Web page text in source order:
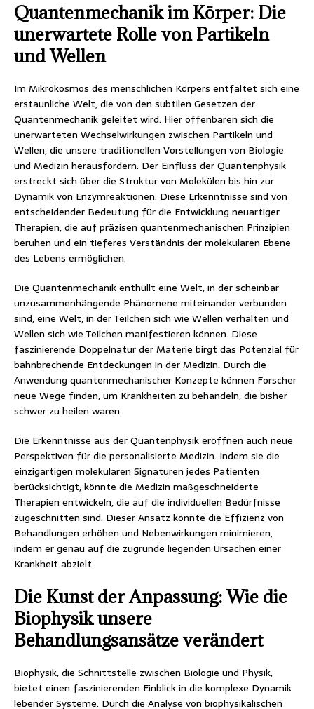
Quantenmechanik im Körper: Die
unerwartete Rolle von Partikeln
und Wellen
Im Mikrokosmos des menschlichen Körpers entfaltet sich eine
erstaunliche Welt, die von den subtilen Gesetzen der
Quantenmechanik geleitet wird. Hier offenbaren sich die
unerwarteten Wechselwirkungen zwischen Partikeln und
Wellen, die unsere traditionellen Vorstellungen von Biologie
und Medizin herausfordern. Der Einfluss der Quantenphysik
erstreckt sich über die Struktur von Molekülen bis hin zur
Dynamik von Enzymreaktionen. Diese Erkenntnisse sind von
entscheidender Bedeutung für die Entwicklung neuartiger
Therapien, die auf präzisen quantenmechanischen Prinzipien
beruhen und ein tieferes Verständnis der molekularen Ebene
des Lebens ermöglichen.
Die Quantenmechanik enthüllt eine Welt, in der scheinbar
unzusammenhängende Phänomene miteinander verbunden
sind, eine Welt, in der Teilchen sich wie Wellen verhalten und
Wellen sich wie Teilchen manifestieren können. Diese
faszinierende Doppelnatur der Materie birgt das Potenzial für
bahnbrechende Entdeckungen in der Medizin. Durch die
Anwendung quantenmechanischer Konzepte können Forscher
neue Wege finden, um Krankheiten zu behandeln, die bisher
schwer zu heilen waren.
Die Erkenntnisse aus der Quantenphysik eröffnen auch neue
Perspektiven für die personalisierte Medizin. Indem sie die
einzigartigen molekularen Signaturen jedes Patienten
berücksichtigt, könnte die Medizin maßgeschneiderte
Therapien entwickeln, die auf die individuellen Bedürfnisse
zugeschnitten sind. Dieser Ansatz könnte die Effizienz von
Behandlungen erhöhen und Nebenwirkungen minimieren,
indem er genau auf die zugrunde liegenden Ursachen einer
Krankheit abzielt.
Die Kunst der Anpassung: Wie die
Biophysik unsere
Behandlungsansätze verändert
Biophysik, die Schnittstelle zwischen Biologie und Physik,
bietet einen faszinierenden Einblick in die komplexe Dynamik
lebender Systeme. Durch die Analyse von biophysikalischen